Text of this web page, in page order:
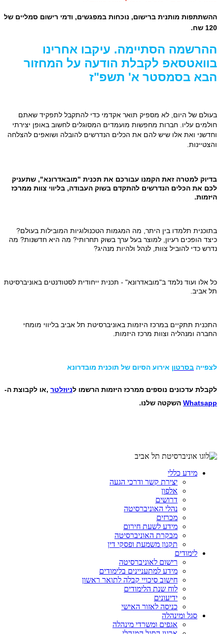
ההשתתפות מותנית ברישום, נוכחות במפגשים, ודמי רישום סמליים של
120 שח.
ההרשמה הסתיימה. עיקבו אחרינו
בוואטסאפ לקבלת הודעה על המחזור
הבא בסמסטר א' תשפ"ז
בעולם של היום, לא מספיק תואר אקדמי כדי להתקבל לתפקיד שאתם
חולמים עליו. חברות מחפשות מועמדים המסוגלים לחשוב באופן יצירתי
וחדשני ואת אלו שיש להם את הכלים הנדרשים להובלה ושואפים להצלחה
והצטיינות.
בדיוק למטרה זאת הקמנו עבורכם את תכנית "מובאדרונא", שתעניק
לכם את הכלים הנדרשים להתקדם בשוק העבודה, בליווי צוות ממרכז
היזמות.
בתוכנית תלמדו בין היתר, מה המגמות הטכנולוגיות המובילות בעולם?
כיצד הופכים רעיון, למוצר בעל ערך בשוק תחרותי? מה היא חדשנות? מה
נדרש כדי להוביל צוות, לנהל ולהיות מנהיג?
כל אלו ועוד נלמד ב"מובאדרונא" - תכנית ייחודית לסטודנטים באוניברסיטת
תל אביב.
התכנית תתקיים במרכז היזמות באוניברסיטת תל אביב בליווי מומחי
החברה ומנהליה וצוות מרכז היזמות.
לצפייה בסרטון אירוע הסיום של תוכנית מובדרונא
לקבלת עדכונים נוספים ממרכז היזמות הרשמו לניוזלטר ,או לקבוצת ה-
Whatsapp השקטה שלנו.
מידע כללי
יצירת קשר ודרכי הגעה
אלפון
דרושים
נהלי האוניברסיטה
מכרזים
מידע לשעת חירום
מבקרת האוניברסיטה
תקנון משמעת ופסקי דין
לימודים
רישום לאוניברסיטה
מידע למתעניינים בלימודים
חישוב סיכויי קבלה לתואר ראשון
לוח שנת הלימודים
ידיעונים
כניסה לאזור האישי
סגל ומינהלה
אגפים ומשרדי מינהלה